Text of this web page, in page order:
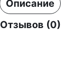
Описание
Отзывов (0)